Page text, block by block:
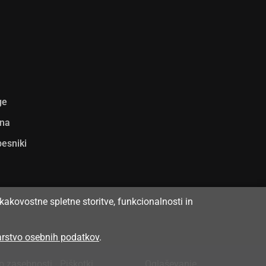
spletne storitve, funkcionalnosti in
osebnih podatkov.